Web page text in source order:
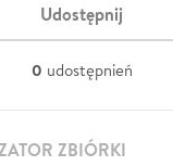
Udostępnij
0 udostępnień
ZBIÓRKI